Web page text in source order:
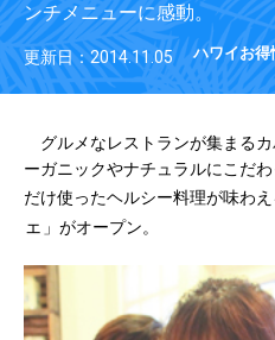
ンチメニューに感動。
更新日：2014.11.05 ハワイお得
グルメなレストランが集まる
ーガニックやナチュラルにこだ
だけ使ったヘルシー料理が味わえ
ェ 」がオープン。